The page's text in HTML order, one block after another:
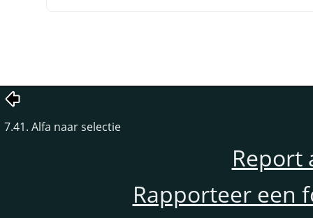
7.41. Alfa naar selectie
Report
Rapporteer een